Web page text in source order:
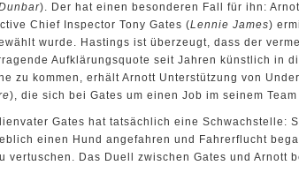
). Der hat einen besonderen Fall für ihn:
Chief Inspector Tony Gates (Lennie James)
wurde. Hastings ist überzeugt, dass der
Aufklärungsquote seit Jahren künstlich in
zu kommen, erhält Arnott Unterstützung von
), die sich bei Gates um einen Job im seinem
Gates hat tatsächlich eine Schwachstelle:
einen Hund angefahren und Fahrerflucht
vertuschen. Das Duell zwischen Gates und Arnott